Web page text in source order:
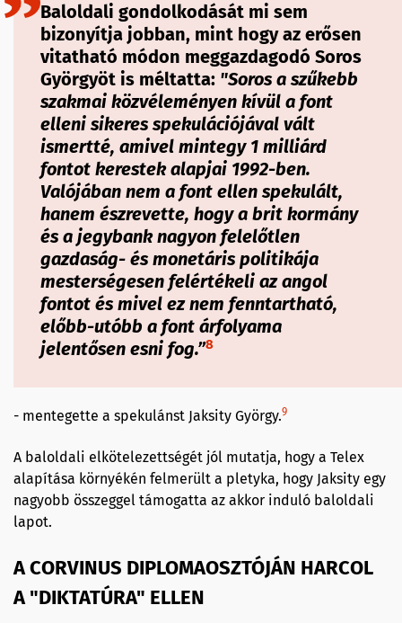
Baloldali gondolkodását mi sem
bizonyítja jobban, mint hogy az erősen
vitatható módon meggazdagodó Soros
Györgyöt is méltatta: "Soros a szűkebb
szakmai közvéleményen kívül a font
elleni sikeres spekulációjával vált
ismertté, amivel mintegy 1 milliárd
fontot kerestek alapjai 1992-ben.
Valójában nem a font ellen spekulált,
hanem észrevette, hogy a brit kormány
és a jegybank nagyon felelőtlen
gazdaság- és monetáris politikája
mesterségesen felértékeli az angol
fontot és mivel ez nem fenntartható,
előbb-utóbb a font árfolyama
jelentősen esni fog.”8
- mentegette a spekulánst Jaksity György.9
A baloldali elkötelezettségét jól mutatja, hogy a Telex
alapítása környékén felmerült a pletyka, hogy Jaksity egy
nagyobb összeggel támogatta az akkor induló baloldali
lapot.
A CORVINUS DIPLOMAOSZTÓJÁN HARCOL
A "DIKTATÚRA" ELLEN